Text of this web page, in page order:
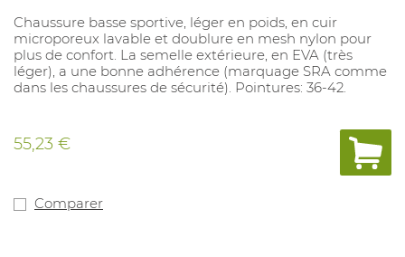
Chaussure basse sportive, léger en poids, en cuir
microporeux lavable et doublure en mesh nylon pour
plus de confort. La semelle extérieure, en EVA (très
léger), a une bonne adhérence (marquage SRA comme
dans les chaussures de sécurité). Pointures: 36-42.
55,23 €
Comparer